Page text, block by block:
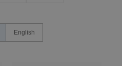
English